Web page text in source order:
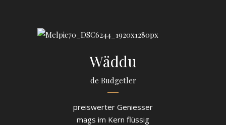
Wäddu
de Budgetler
preiswerter Geniesser
mags im Kern flüssig